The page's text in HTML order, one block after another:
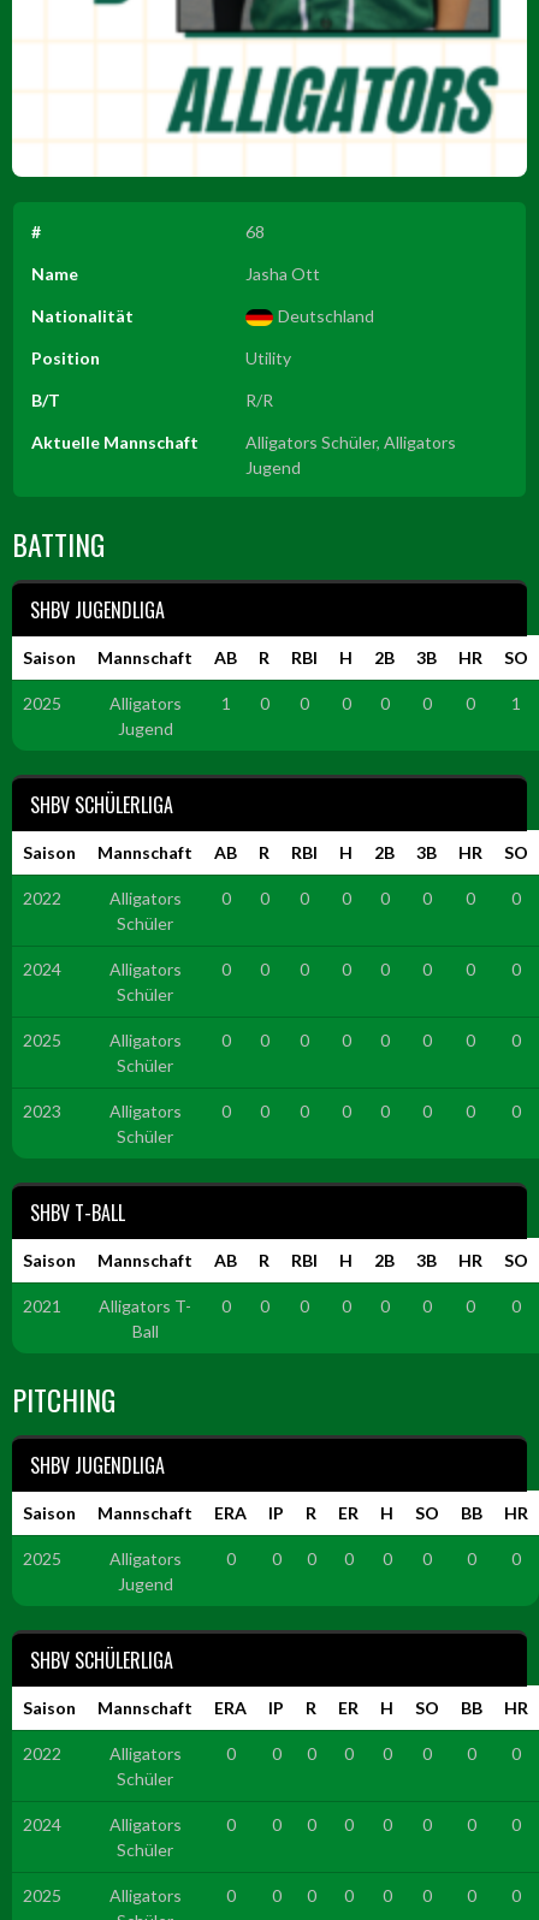
# 68
Name Jasha Ott
Nationalität Deutschland
Position Utility
B/T R/R
Aktuelle Mannschaft
Alligators Schüler, Alligators
Jugend
BATTING
SHBV JUGENDLIGA
Saison Mannschaft AB R RBI H 2B 3B HR SO
2025
Alligators
Jugend
1 0 0 0 0 0 0 1
SHBV SCHÜLERLIGA
Saison Mannschaft AB R RBI H 2B 3B HR SO
2022
Alligators
Schüler
0 0 0 0 0 0 0 0
2024
Alligators
Schüler
0 0 0 0 0 0 0 0
2025
Alligators
Schüler
0 0 0 0 0 0 0 0
2023
Alligators
Schüler
0 0 0 0 0 0 0 0
SHBV T-BALL
Saison Mannschaft AB R RBI H 2B 3B HR SO
2021
Alligators T-
Ball
0 0 0 0 0 0 0 0
PITCHING
SHBV JUGENDLIGA
Saison Mannschaft ERA IP R ER H SO BB HR
2025
Alligators
Jugend
0 0 0 0 0 0 0 0
SHBV SCHÜLERLIGA
Saison Mannschaft ERA IP R ER H SO BB HR
2022
Alligators
Schüler
0 0 0 0 0 0 0 0
2024
Alligators
Schüler
0 0 0 0 0 0 0 0
2025
Alligators
0 0 0 0 0 0 0 0